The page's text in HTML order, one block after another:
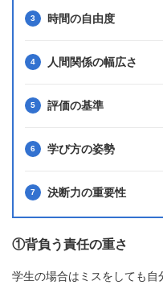
時間の自由度
人間関係の幅広さ
評価の基準
学び方の姿勢
決断力の重要性
①背負う責任の重さ
学生の場合はミスをしても